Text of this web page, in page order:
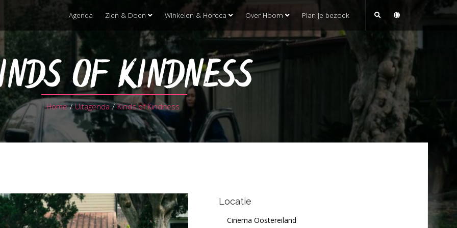
Agenda Zien & Doen Winkelen & Horeca Over Hoorn Plan je bezoek
OF KINDNESS
Home / Uitagenda / Kinds of Kindness
Locatie
Cinema Oostereiland